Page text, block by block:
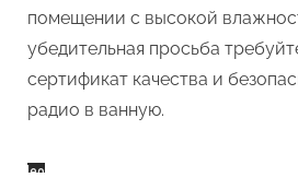
помещении с высокой
убедительная просьба
сертификат качества и
радио в ванную.